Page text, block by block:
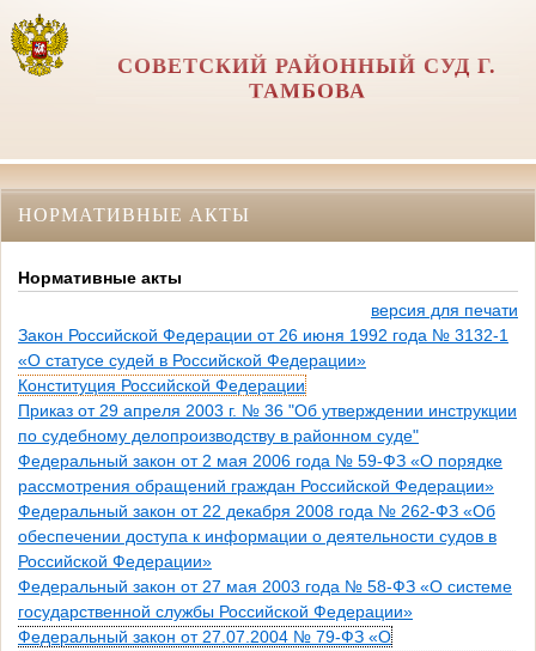
СОВЕТСКИЙ РАЙОННЫЙ СУД Г.
ТАМБОВА
НОРМАТИВНЫЕ АКТЫ
Нормативные акты
версия для печати
Закон Российской Федерации от 26 июня 1992 года № 3132-1
«О статусе судей в Российской Федерации»
Конституция Российской Федерации
Приказ от 29 апреля 2003 г. № 36 "Об утверждении инструкции
по судебному делопроизводству в районном суде"
Федеральный закон от 2 мая 2006 года № 59-ФЗ «О порядке
рассмотрения обращений граждан Российской Федерации»
Федеральный закон от 22 декабря 2008 года № 262-ФЗ «Об
обеспечении доступа к информации о деятельности судов в
Российской Федерации»
Федеральный закон от 27 мая 2003 года № 58-ФЗ «О системе
государственной службы Российской Федерации»
Федеральный закон от 27.07.2004 № 79-ФЗ «О